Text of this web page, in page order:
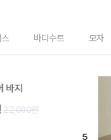
바디수트 모자
바지
24,000원